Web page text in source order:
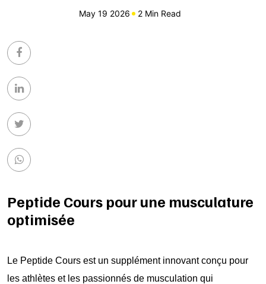
May 19 2026 2 Min Read
Peptide Cours pour une musculature
optimisée
Le Peptide Cours est un supplément innovant conçu pour
les athlètes et les passionnés de musculation qui